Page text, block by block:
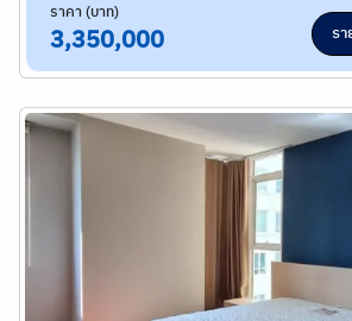
ราคา (บาท)
3,350,000 ร